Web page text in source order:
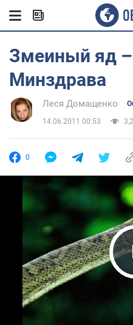
Змеиный яд
Минздрава
Леся Домащенко
14.06.2011 00:53
0